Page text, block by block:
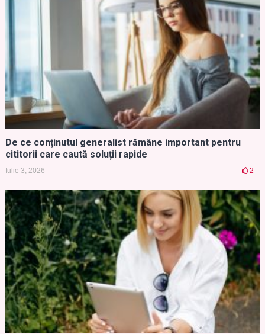
De ce conținutul generalist rămâne important pentru
cititorii care caută soluții rapide
Iulie 3, 2026 2